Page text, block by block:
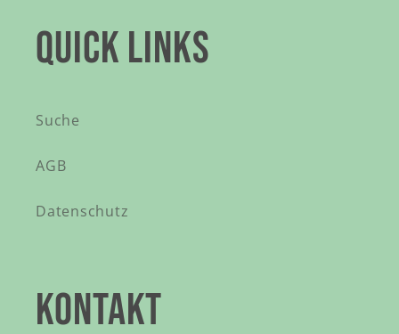
QUICK LINKS
Suche
AGB
Datenschutz
KONTAKT